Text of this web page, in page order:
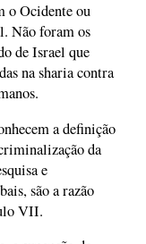
o Ocidente ou
Não foram os
de Israel que
na sharia contra
a definição
da
e
são a razão
VII.